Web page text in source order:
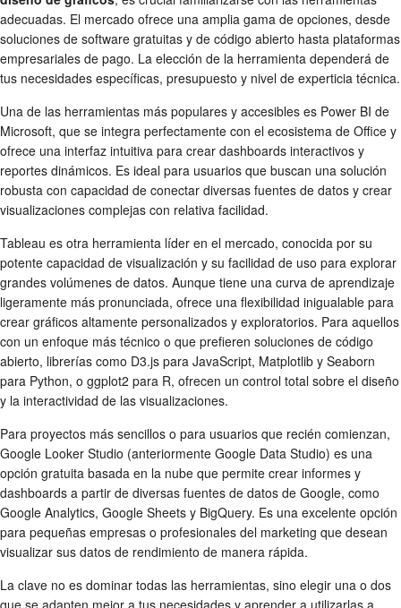
adecuadas. El mercado ofrece una amplia gama de opciones, desde
soluciones de software gratuitas y de código abierto hasta plataformas
empresariales de pago. La elección de la herramienta dependerá de
tus necesidades específicas, presupuesto y nivel de experticia técnica.
Una de las herramientas más populares y accesibles es Power BI de
Microsoft, que se integra perfectamente con el ecosistema de Office y
ofrece una interfaz intuitiva para crear dashboards interactivos y
reportes dinámicos. Es ideal para usuarios que buscan una solución
robusta con capacidad de conectar diversas fuentes de datos y crear
visualizaciones complejas con relativa facilidad.
Tableau es otra herramienta líder en el mercado, conocida por su
potente capacidad de visualización y su facilidad de uso para explorar
grandes volúmenes de datos. Aunque tiene una curva de aprendizaje
ligeramente más pronunciada, ofrece una flexibilidad inigualable para
crear gráficos altamente personalizados y exploratorios. Para aquellos
con un enfoque más técnico o que prefieren soluciones de código
abierto, librerías como D3.js para JavaScript, Matplotlib y Seaborn
para Python, o ggplot2 para R, ofrecen un control total sobre el diseño
y la interactividad de las visualizaciones.
Para proyectos más sencillos o para usuarios que recién comienzan,
Google Looker Studio (anteriormente Google Data Studio) es una
opción gratuita basada en la nube que permite crear informes y
dashboards a partir de diversas fuentes de datos de Google, como
Google Analytics, Google Sheets y BigQuery. Es una excelente opción
para pequeñas empresas o profesionales del marketing que desean
visualizar sus datos de rendimiento de manera rápida.
La clave no es dominar todas las herramientas, sino elegir una o dos
que se adapten mejor a tus necesidades y aprender a utilizarlas a